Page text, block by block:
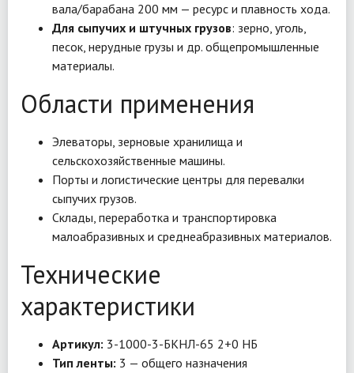
вала/барабана 200 мм — ресурс и плавность хода.
Для сыпучих и штучных грузов: зерно, уголь,
песок, нерудные грузы и др. общепромышленные
материалы.
Области применения
Элеваторы, зерновые хранилища и
сельскохозяйственные машины.
Порты и логистические центры для перевалки
сыпучих грузов.
Склады, переработка и транспортировка
малоабразивных и среднеабразивных материалов.
Технические
характеристики
Артикул: 3-1000-3-БКНЛ-65 2+0 НБ
Тип ленты: 3 — общего назначения